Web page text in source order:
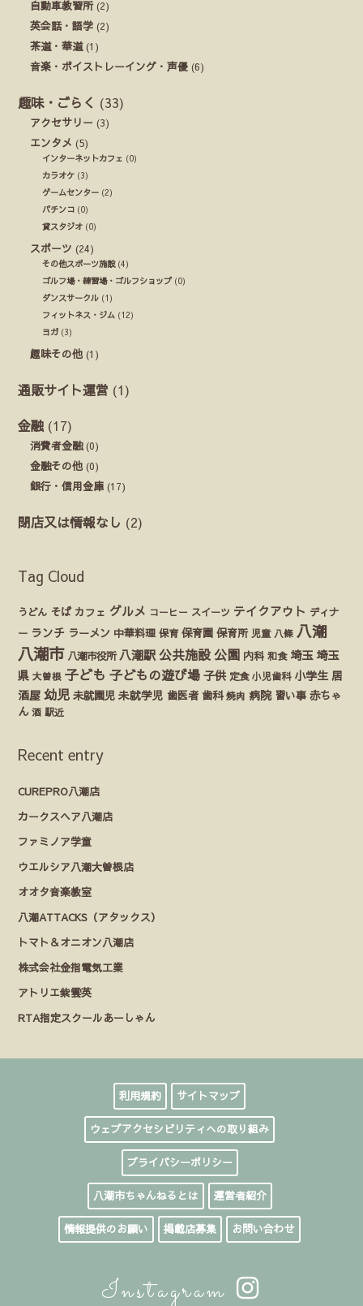
自動車教習所(2)
英会話・語学 (2)
茶道・華道(1)
音楽・ボイストレーイング・声優 (6)
趣味・ごらく (33)
アクセサリー (3)
エンタメ (5)
インターネットカフェ (0)
カラオケ (3)
ゲームセンター (2)
パチンコ (0)
貸スタジオ (0)
スポーツ (24)
その他スポーツ施設(4)
ゴルフ場・練習場・ゴルフショップ(0)
ダンスサークル (1)
フィットネス・ジム (12)
ヨガ (3)
趣味その他 (1)
通販サイト運営 (1)
金融 (17)
消費者金融(0)
金融その他 (0)
銀行・信用金庫 (17)
閉店又は情報なし (2)
Tag Cloud
うどん そば カフェ グルメ コーヒー スイーツ テイクアウト ディナ
ー ランチ ラーメン 中華料理 保育 保育園 保育所 児童 八條 八潮
八潮市 八潮市役所 八潮駅 公共施設 公園 内科 和食 埼玉 埼玉
県 大曽根 子ども 子どもの遊び場 子供 定食 小児歯科 小学生 居
酒屋 幼児 未就園児 未就学児 歯医者 歯科 焼肉 病院 習い事 赤ちゃ
ん 酒 駅近
Recent entry
CUREPRO八潮店
カークスヘア八潮店
ファミノア学童
ウエルシア八潮大曽根店
オオタ音楽教室
八潮ATTACKS（アタックス）
トマト＆オニオン八潮店
株式会社金指電気工業
アトリエ紫雲英
RTA指定スクールあーしゃん
利用規約 サイトマップ
ウェブアクセシビリティへの取り組み
プライバシーポリシー
八潮市ちゃんねるとは 運営者紹介
情報提供のお願い 掲載店募集 お問い合わせ
Instagram